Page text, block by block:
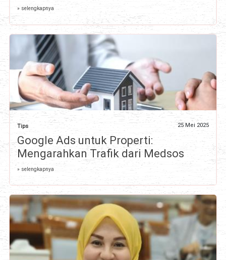
» selengkapnya
Tips 25 Mei 2025
Google Ads untuk Properti:
Mengarahkan Trafik dari Medsos
» selengkapnya